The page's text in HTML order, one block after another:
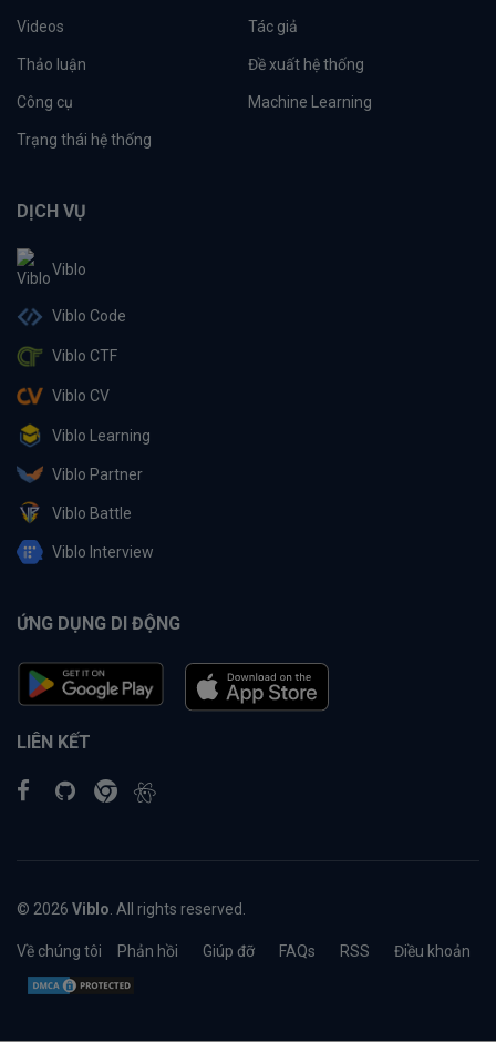
Videos Tác giả
Thảo luận Đề xuất hệ thống
Công cụ Machine Learning
Trạng thái hệ thống
DỊCH VỤ
Viblo
Viblo Code
Viblo CTF
Viblo CV
Viblo Learning
Viblo Partner
Viblo Battle
Viblo Interview
ỨNG DỤNG DI ĐỘNG
LIÊN KẾT
© 2026 Viblo . All rights reserved.
Về chúng tôi Phản hồi Giúp đỡ FAQs RSS Điều khoản